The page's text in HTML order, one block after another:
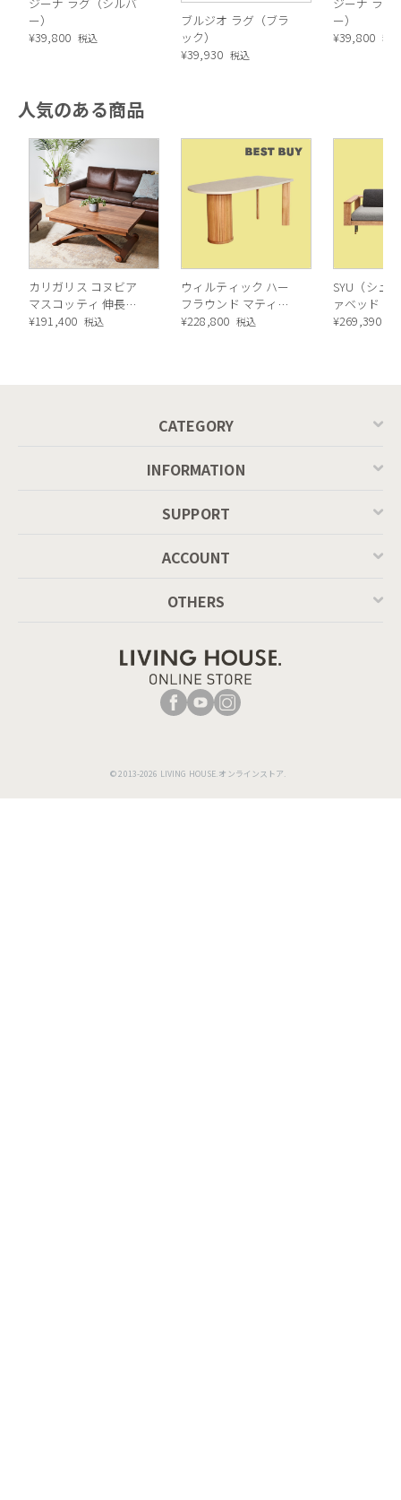
ー）
¥39,800 税込
ブルジオ ラグ（ブラ
ック）
¥39,930 税込
ー）
¥39,800 税
人気のある商品
カリガリス コヌビア
マスコッティ 伸長・
昇降式テーブル ／
¥191,400 税込
ウィルティック ハー
フラウンド マティエ
ラ塗装 ダイニングテ
¥228,800 税込
SYU（シュ
ァベッド（
ル）190cm
¥269,390
CATEGORY
INFORMATION
SUPPORT
ACCOUNT
OTHERS
© 2013-2026 LIVING HOUSE.オンラインストア.